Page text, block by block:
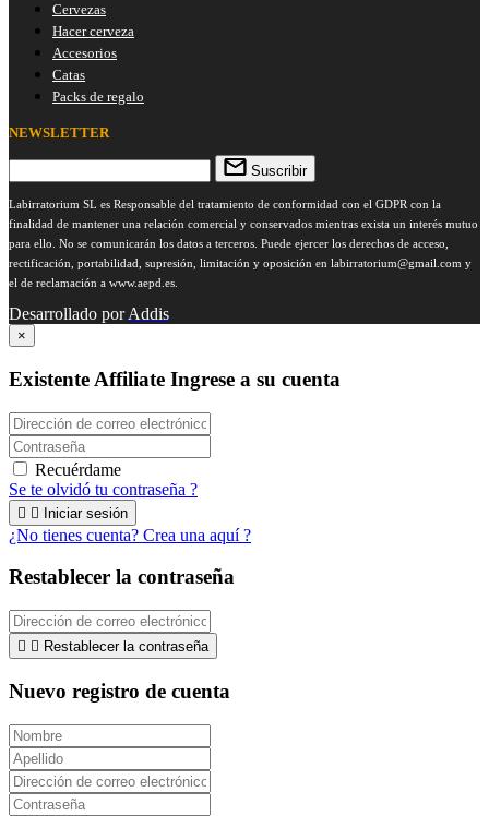
Cervezas
Hacer cerveza
Accesorios
Catas
Packs de regalo
NEWSLETTER
Suscribir
Labirratorium SL es Responsable del tratamiento de conformidad con el GDPR con la
finalidad de mantener una relación comercial y conservados mientras exista un interés mutuo
para ello. No se comunicarán los datos a terceros. Puede ejercer los derechos de acceso,
rectificación, portabilidad, supresión, limitación y oposición en labirratorium@gmail.com y
el de reclamación a www.aepd.es.
Desarrollado porAddis
×
Existente Affiliate Ingrese a su cuenta
Recuérdame
Se te olvidó tu contraseña ?
  Iniciar sesión
¿No tienes cuenta? Crea una aquí ?
Restablecer la contraseña
  Restablecer la contraseña
Nuevo registro de cuenta